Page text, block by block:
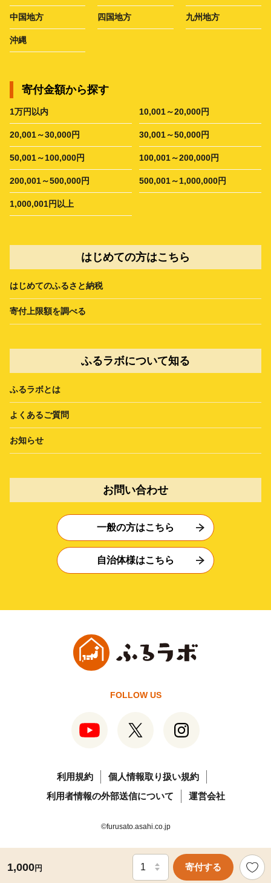
1,000円 寄付する
中国地方 四国地方 九州地方
沖縄
寄付金額から探す
1万円以内 10,001～20,000円
20,001～30,000円 30,001～50,000円
50,001～100,000円 100,001～200,000円
200,001～500,000円 500,001～1,000,000円
1,000,001円以上
はじめての方はこちら
はじめてのふるさと納税
寄付上限額を調べる
ふるラボについて知る
ふるラボとは
よくあるご質問
お知らせ
お問い合わせ
一般の方はこちら
自治体様はこちら
FOLLOW US
利用規約
個人情報取り扱い規約
利用者情報の外部送信について
運営会社
©furusato.asahi.co.jp